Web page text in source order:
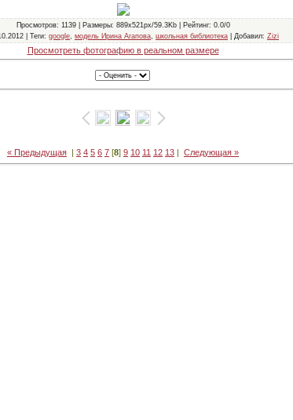
Просмотров: 1139 | Размеры: 889x521px/59.3Kb | Рейтинг: 0.0/0
| Теги: google модель Ирина Агапова школьная библиотека Добавил: Zizi
Просмотреть фотографию в реальном размере
« Предыдущая | 3 4 5 6 7 [8] 9 10 11 12 13 | Следующая »